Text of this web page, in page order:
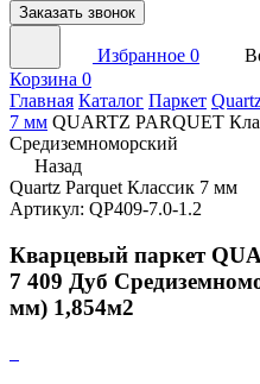
Заказать звонок
Избранное 0
Корзина 0
Главная Каталог Паркет
7 мм QUARTZ PARQUET
Средиземноморский
Назад
Quartz Parquet Классик 7 мм
Артикул: QP409-7.0-1.2
Кварцевый паркет
7 409 Дуб
мм) 1,854м2